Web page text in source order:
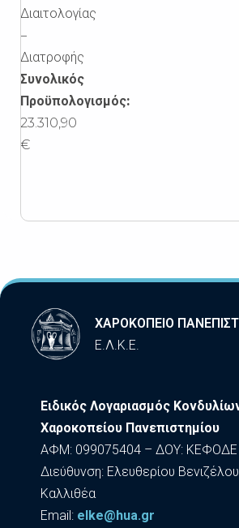
Διαιτολογίας
–
Διατροφής
Συνολικός
Προϋπολογισμός:
23.310,90
€
ΧΑΡΟΚΟΠΕΙΟ
Ε.Λ.Κ.Ε.
Ειδικός Λογαριασμός
Χαροκοπείου Πανεπιστημίου
ΑΦΜ: 099075404 – ΔΟΥ: ΚΕΦΟΔΕ
Διεύθυνση: Ελευθερίου
Καλλιθέα
Εmail: elke@hua.gr